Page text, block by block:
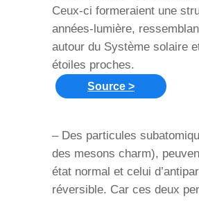
Ceux-ci formeraient une
années-lumière,
autour du Système solaire
étoiles proches.
Source >
– Des particules
des mesons charm),
état normal et celui
réversible. Car ces deux